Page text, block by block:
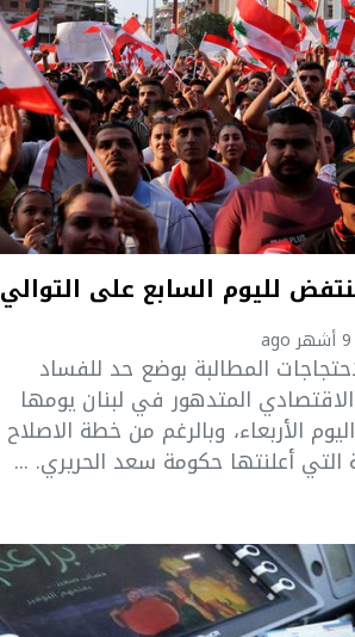
لليوم السابع على التوالي
المطالبة بوضع حد للفساد
المتدهور في لبنان يومها
الأربعاء، وبالرغم من خطة الاصلاح
التي أعلنتها حكومة سعد الحريري. ...